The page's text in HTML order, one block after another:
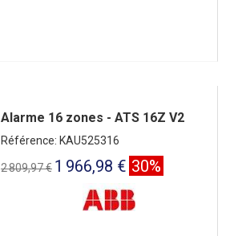
Alarme 16 zones - ATS 16Z V2
Référence: KAU525316
2 809,97 € 1 966,98 € 30%